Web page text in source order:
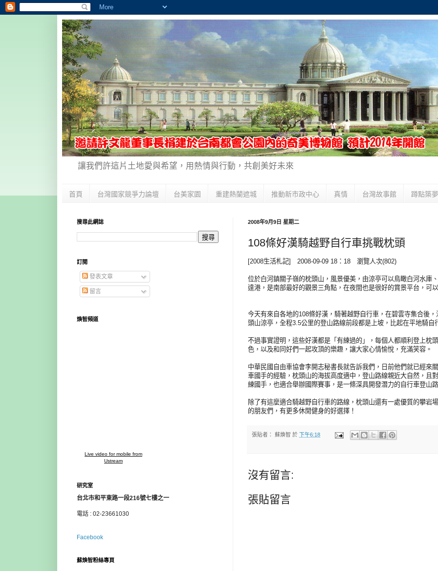
讓我們許這片土地愛與希望，用熱情與行動，共創美好未來
首頁 台灣國家競爭力論壇 台美家園 重建熱蘭遮城 推動新市政中心 真情 台灣故事館 蹲點築夢
2008年9月9日 星期二
108條好漢騎越野自行車挑戰枕頭
[2008生活札記] 2008-09-09 18：18 瀏覽人次(802)
位於白河鎮關子嶺的枕頭山，風景優美，由涼亭可以鳥瞰白河水庫
達港，是南部最好的觀景三角點，在夜間也是很好的賞景平台，可
今天有來自各地的108條好漢，騎著越野自行車，在碧雲寺集合後
頭山涼亭，全程3.5公里的登山路線前段都是上坡，比起在平地騎自
不過事實證明，這些好漢都是「有練過的」，每個人都順利登上枕
色，以及和同好們一起攻頂的樂趣，讓大家心情愉悅，充滿笑容。
中華民國自由車協會李開志秘書長就告訴我們，日前他們就已經來
車國手的經驗，枕頭山的海拔高度適中，登山路線親近大自然，且
練國手，也適合舉辦國際賽事，是一條深具開發潛力的自行車登山路
除了有這麼適合騎越野自行車的路線，枕頭山還有一處優質的攀岩
的朋友們，有更多休閒健身的好選擇！
張貼者： 蘇煥智 於 下午6:18
沒有留言:
張貼留言
搜尋此網誌
訂閱
發表文章
留言
煥智頻道
Live video for mobile from
Ustream
研究室
台北市和平東路一段216號七樓之一
電話 : 02-23661030
Facebook
蘇煥智粉絲專頁